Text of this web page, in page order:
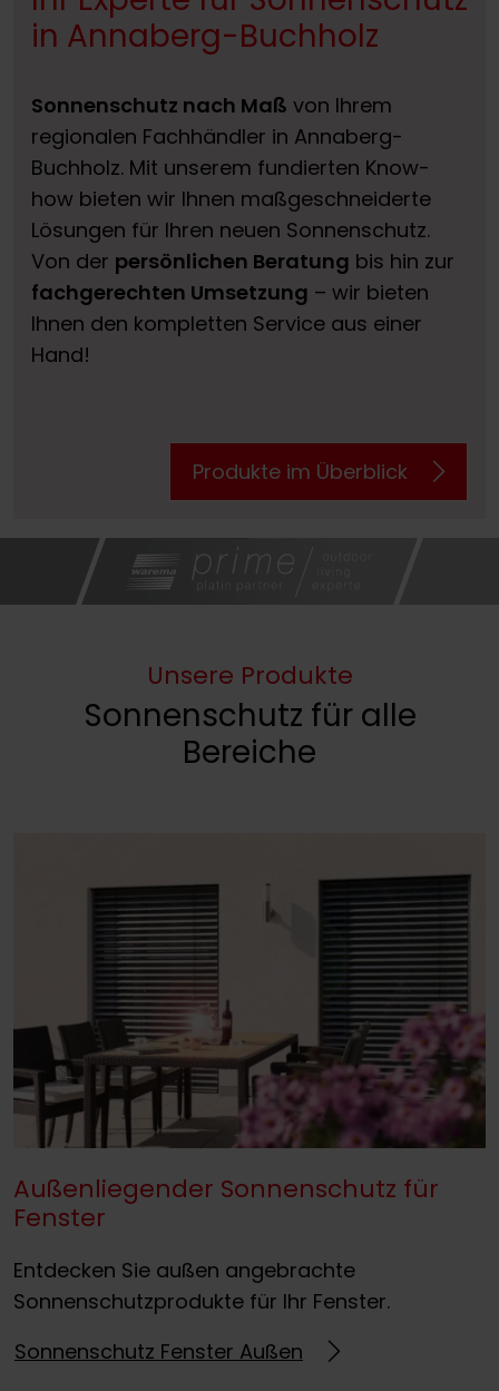
in Annaberg-Buchholz
Sonnenschutz nach Maß von Ihrem
regionalen Fachhändler in Annaberg-
Buchholz. Mit unserem fundierten Know-
how bieten wir Ihnen maßgeschneiderte
Lösungen für Ihren neuen Sonnenschutz.
Von der persönlichen Beratung bis hin zur
fachgerechten Umsetzung – wir bieten
Ihnen den kompletten Service aus einer
Hand!
Produkte im Überblick
Unsere Produkte
Sonnenschutz für alle
Bereiche
Außenliegender Sonnenschutz für
Fenster
Entdecken Sie außen angebrachte
Sonnenschutzprodukte für Ihr Fenster.
Sonnenschutz Fenster Außen